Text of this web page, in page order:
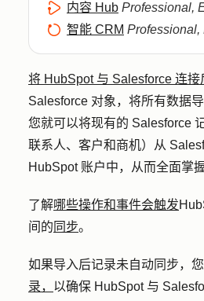
内容 Hub Professional,
智能 CRM Professional,
将 HubSpot 与 Salesforce 连接
Salesforce 对象，将所有数据
您就可以将现有的 Salesforce
联系人、客户和商机）从
HubSpot 账户中，从而全面掌
了解哪些操作和事件会触发
间的 同步。
如果导入后记录未自动同步，
录， 以确保 HubSpot 与